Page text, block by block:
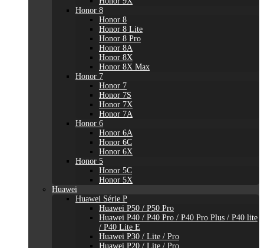
Honor 8
Honor 8
Honor 8 Lite
Honor 8 Pro
Honor 8A
Honor 8X
Honor 8X Max
Honor 7
Honor 7
Honor 7S
Honor 7X
Honor 7A
Honor 6
Honor 6A
Honor 6C
Honor 6X
Honor 5
Honor 5C
Honor 5X
Huawei
Huawei Série P
Huawei P50 / P50 Pro
Huawei P40 / P40 Pro / P40 Pro Plus / P40 lite
/ P40 Lite E
Huawei P30 / Lite / Pro
Huawei P20 / Lite / Pro